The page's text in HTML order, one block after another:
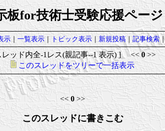
板for技術士受験応援ページ
示｜一覧表示｜トピック表示｜新規投稿｜記事検索
レッド内全-1レス(親記事--1 表示) ] <<0>>
このスレッドをツリーで一括表示
<<0>>
このスレッドに書きこむ